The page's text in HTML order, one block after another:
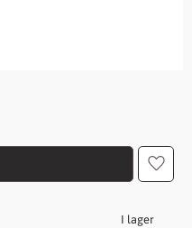
Lägg
I lager